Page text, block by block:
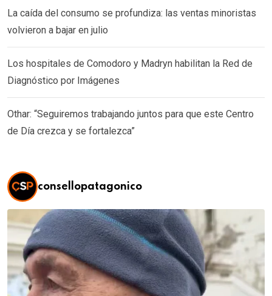
La caída del consumo se profundiza: las ventas minoristas
volvieron a bajar en julio
Los hospitales de Comodoro y Madryn habilitan la Red de
Diagnóstico por Imágenes
Othar: “Seguiremos trabajando juntos para que este Centro
de Día crezca y se fortalezca”
consellopatagonico